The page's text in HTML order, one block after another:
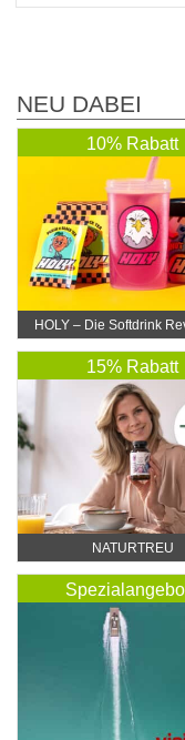
NEU DABEI
10% Rabatt
HOLY – Die Softdrink
15% Rabatt
NATURTREU